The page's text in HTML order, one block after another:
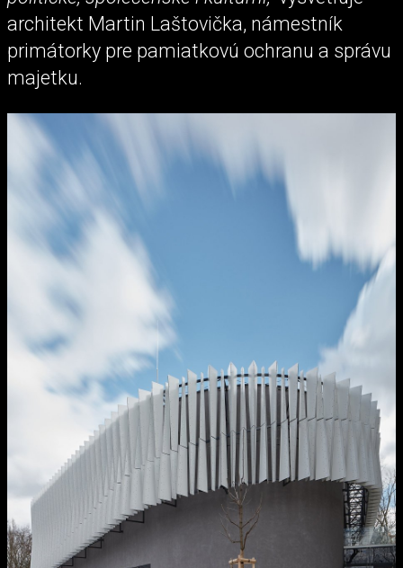
architekt Martin Laštovička, námestník
primátorky pre pamiatkovú ochranu a správu
majetku.